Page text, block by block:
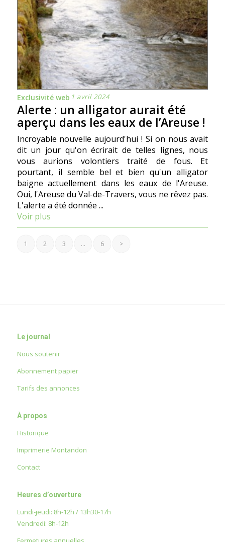
Exclusivité web 1 avril 2024
Alerte : un alligator aurait été
aperçu dans les eaux de l’Areuse !
Incroyable nouvelle aujourd'hui ! Si on nous avait
dit un jour qu'on écrirait de telles lignes, nous
vous aurions volontiers traité de fous. Et
pourtant, il semble bel et bien qu'un alligator
baigne actuellement dans les eaux de l'Areuse.
Oui, l'Areuse du Val-de-Travers, vous ne rêvez pas.
L'alerte a été donnée ...
Voir plus
1 2 3 … 6 >
Le journal
Nous soutenir
Abonnement papier
Tarifs des annonces
À propos
Historique
Imprimerie Montandon
Contact
Heures d’ouverture
Lundi-jeudi: 8h-12h / 13h30-17h
Vendredi: 8h-12h